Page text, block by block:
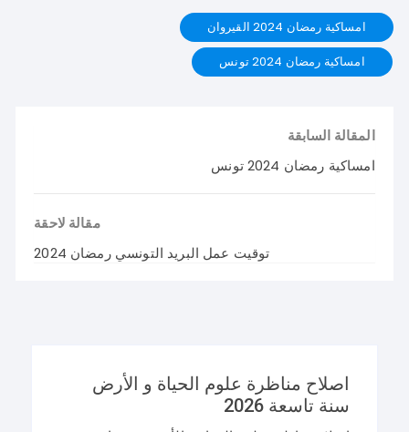
امساكية رمضان 2024 القيروان
امساكية رمضان 2024 تونس
المقالة السابقة
امساكية رمضان 2024 تونس
مقالة لاحقة
توقيت عمل البريد التونسي رمضان 2024
اصلاح مناظرة علوم الحياة و الأرض
سنة تاسعة 2026